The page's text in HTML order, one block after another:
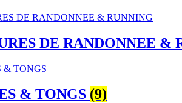
DE RANDONNEE &
& TONGS (9)